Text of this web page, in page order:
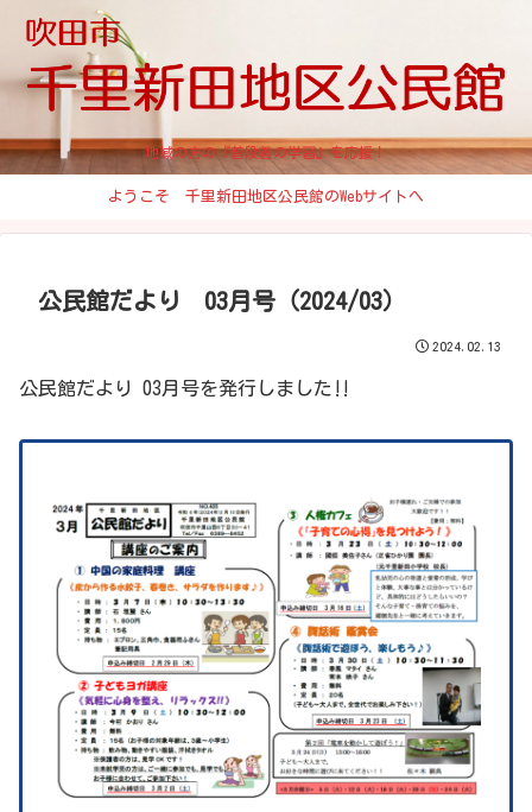
地域の方の『普段着の学習』を応援！
ようこそ 千里新田地区公民館のWebサイトへ
公民館だより 03月号（2024/03）
2024.02.13
公民館だより 03月号を発行しました‼